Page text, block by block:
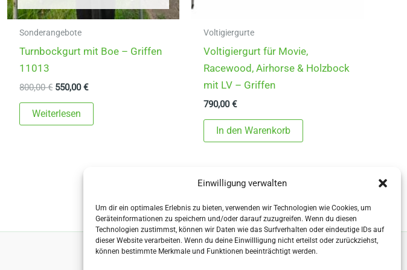
Einwilligung verwalten
Um dir ein optimales Erlebnis zu bieten, verwenden wir Technologien wie Cookies, um
Geräteinformationen zu speichern und/oder darauf zuzugreifen. Wenn du diesen
Technologien zustimmst, können wir Daten wie das Surfverhalten oder eindeutige IDs auf
dieser Website verarbeiten. Wenn du deine Einwillligung nicht erteilst oder zurückziehst,
können bestimmte Merkmale und Funktionen beeinträchtigt werden.
Sonderangebote
Turnbockgurt mit Boe – Griffen
11013
800,00€ Ursprünglicher
war:
550,00€Aktueller
Weiterlesen
Voltigiergurte
Voltigiergurt für Movie,
Racewood, Airhorse & Holzbock
mit LV – Griffen
790,00€
In den Warenkorb